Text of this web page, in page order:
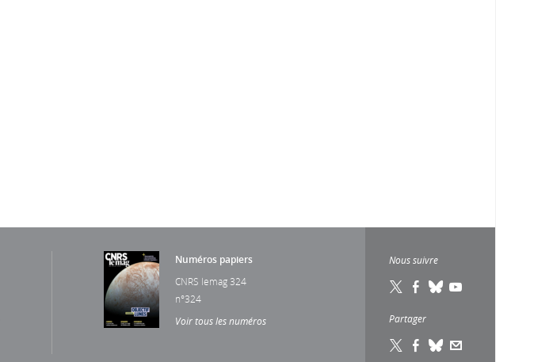
Numéros papiers
CNRS lemag 324
n°324
Voir tous les numéros
Nous suivre
Partager